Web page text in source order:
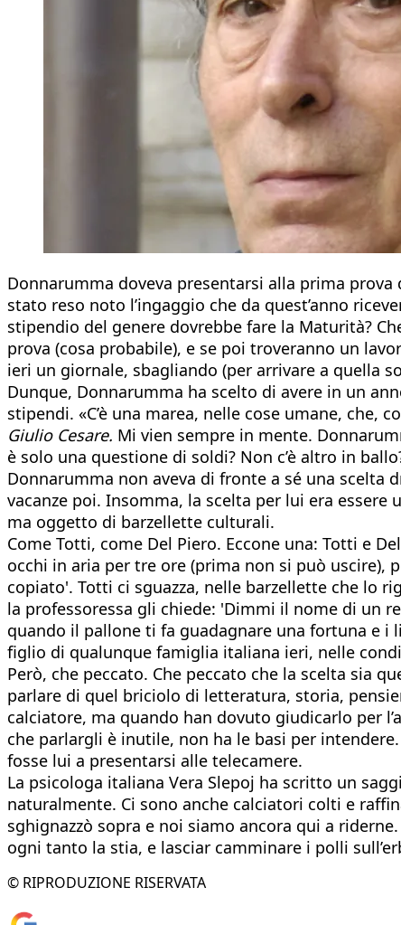
Donnarumma doveva presentarsi alla prima
stato reso noto l’ingaggio che da quest’anno
stipendio del genere dovrebbe fare la Maturità?
prova (cosa probabile), e se poi troveranno un
ieri un giornale, sbagliando (per arrivare a quella
Dunque, Donnarumma ha scelto di avere in un
stipendi. «C’è una marea, nelle cose umane, che,
Giulio Cesare. Mi vien sempre in mente.
è solo una questione di soldi? Non c’è altro in
Donnarumma non aveva di fronte a sé una
vacanze poi. Insomma, la scelta per lui era
ma oggetto di barzellette culturali.
Come Totti, come Del Piero. Eccone una: Totti e
occhi in aria per tre ore (prima non si può uscire),
copiato'. Totti ci sguazza, nelle barzellette che lo
la professoressa gli chiede: 'Dimmi il nome di un
quando il pallone ti fa guadagnare una fortuna e
figlio di qualunque famiglia italiana ieri, nelle
Però, che peccato. Che peccato che la scelta sia
parlare di quel briciolo di letteratura, storia,
calciatore, ma quando han dovuto giudicarlo per
che parlargli è inutile, non ha le basi per
fosse lui a presentarsi alle telecamere.
La psicologa italiana Vera Slepoj ha scritto un
naturalmente. Ci sono anche calciatori colti e
sghignazzò sopra e noi siamo ancora qui a
ogni tanto la stia, e lasciar camminare i polli
© RIPRODUZIONE RISERVATA